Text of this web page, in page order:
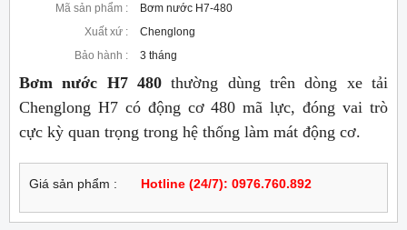
Mã sản phẩm :
Bơm nước H7-480
Xuất xứ :
Chenglong
Bảo hành :
3 tháng
Bơm nước H7 480 thường dùng trên dòng xe tải
Chenglong H7 có động cơ 480 mã lực, đóng vai trò
cực kỳ quan trọng trong hệ thống làm mát động cơ.
Giá sản phẩm : Hotline (24/7): 0976.760.892